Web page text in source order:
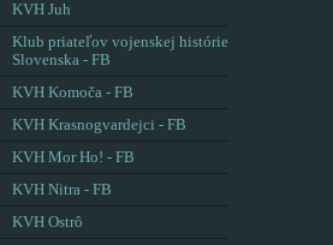
KVH Juh
Klub priateľov vojenskej histórie
Slovenska - FB
KVH Komoča - FB
KVH Krasnogvardejci - FB
KVH Mor Ho! - FB
KVH Nitra - FB
KVH Ostrô